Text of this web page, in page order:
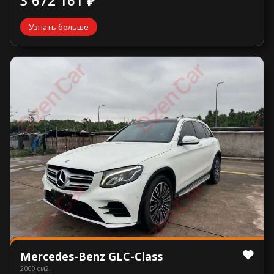
Узнать больше
Mercedes-Benz GLC-Class
2000 см2.